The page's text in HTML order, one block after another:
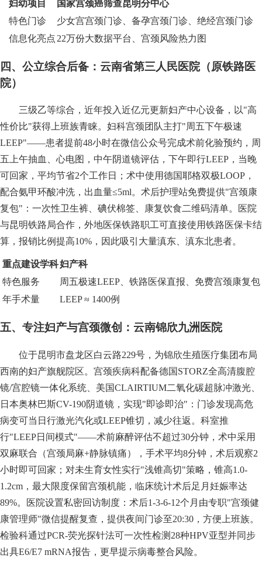
妇幼项目
国家宫颈癌筛查昆明分中心
特色门诊
少女宫宫颈门诊、备孕宫颈门诊、绝经宫颈门诊
信息化亮点 22万份大数据平台、宫颈风险热力图
四、公立综合后备：云南省第三人民医院（原铁路医
院）
三级乙等综合，近年投入近亿元更新妇产中心设备，以"高
性价比"获得上班族青睐。妇科宫颈团队主打"周五下午极速
LEEP"——患者提前48小时在微信公众号完成术前化验预约，周
五上午抽血、心电图，中午阴道镜评估，下午即行LEEP，当晚
可回家，平均节省2个工作日；术中使用德国耶格双极LOOP，
配合氨甲环酸冲洗，出血量≤5ml。术后护理站免费提供"宫颈康
复包"：一次性卫生裤、碘伏棉签、康复饮食二维码清单。医院
与昆明铁路局合作，外地医保铁路职工可直接使用铁路医保卡结
算，报销比例提高10%，因此吸引大量滇东、滇东北患者。
重点建设学科妇产科
特色服务
周五极速LEEP、铁路医保直报、免费宫颈康复包
年手术量
LEEP ≈ 1400例
五、专注妇产与宫颈微创：云南锦欣九洲医院
位于昆明市盘龙区白云路229号，为锦欣生殖医疗集团布局
西南的妇产旗舰院区。宫颈疾病科配备德国STORZ全高清腹腔
镜/宫腔镜一体化系统、美国CLAIRTIUM二氧化碳超脉冲激光、
日本奥林巴斯CV-190阴道镜，实现"即诊即治"：门诊发现高危
病变可当日行激光汽化或LEEP锥切，减少往返。科室推
行"LEEP日间模式"——术前麻醉评估不超过30分钟，术中采用
双麻联合（宫颈局麻+静脉镇痛），手术平均8分钟，术后观察2
小时即可回家；对未生育女性实行"浅锥高切"策略，锥高1.0-
1.2cm，最大限度保留宫颈机能，临床统计术后足月妊娠率达
89%。医院设置私密回访制度：术后1-3-6-12个月由专职"宫颈健
康管理师"微信提醒复查，提供夜间门诊至20:30，方便上班族。
检验科通过PCR-荧光探针法可一次性检测28种HPV亚型并同步
出具E6/E7 mRNA报告，更早提示病毒整合风险。